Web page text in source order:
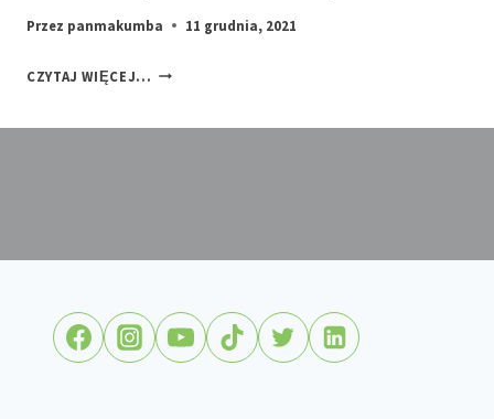
Przez panmakumba 11 grudnia, 2021
CZYTAJ WIĘCEJ... LEGALIZACJA
JAK